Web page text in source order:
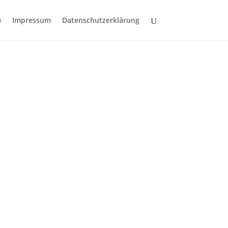
Impressum Datenschutzerklärung